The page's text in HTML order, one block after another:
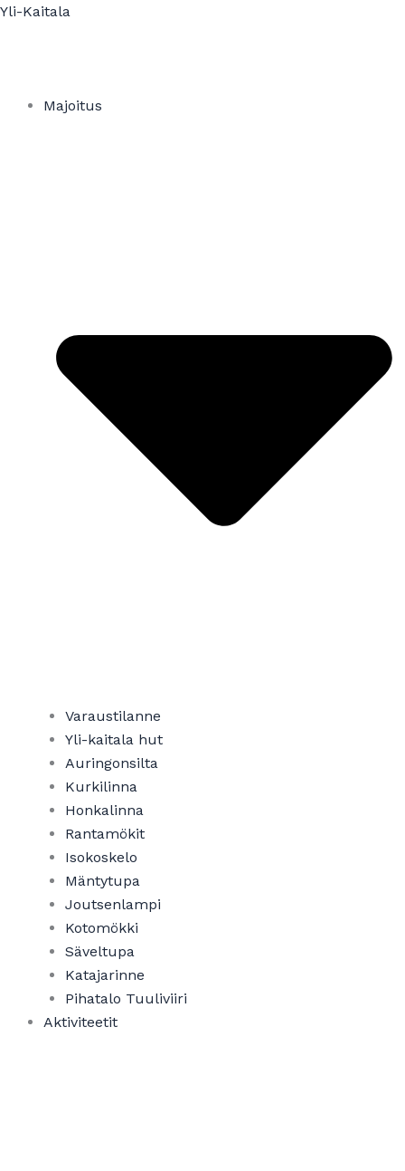
Siirry
Yli-Kaitala
Majoitus
Varaustilanne
Yli-kaitala hut​
Auringonsilta
Kurkilinna
Honkalinna
Rantamökit
Isokoskelo
Mäntytupa
Joutsenlampi
Kotomökki
Säveltupa
Katajarinne
Pihatalo Tuuliviiri
Aktiviteetit